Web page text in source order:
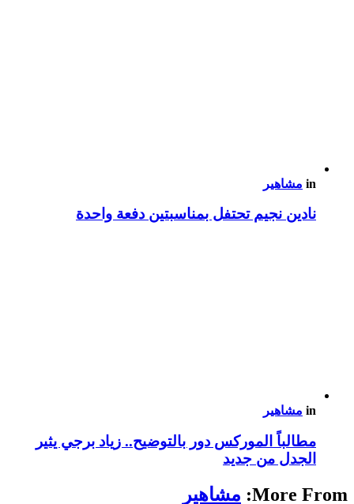
in مشاهير
نادين نجيم تحتفل بمناسبتين دفعة واحدة
in مشاهير
مطالباً الموركس دور بالتوضيح.. زياد برجي يثير
الجدل من جديد
More From: مشاهير